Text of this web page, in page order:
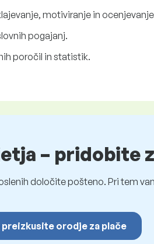
motiviranje in
pogajanj.
poročil in statistik.
– pridobite
določite pošteno. Pri tem
preizkusite orodje za plače